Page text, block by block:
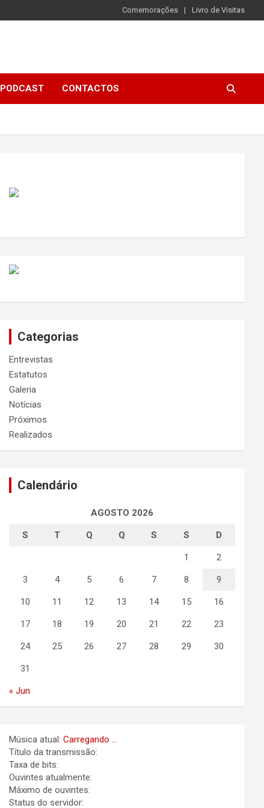
Comemorações Livro de Visitas
PODCAST CONTACTOS
Categorias
Entrevistas
Estatutos
Galeria
Notícias
Próximos
Realizados
Calendário
AGOSTO 2026
S T Q Q S S D
1 2
3 4 5 6 7 8 9
10 11 12 13 14 15 16
17 18 19 20 21 22 23
24 25 26 27 28 29 30
31
« Jun
Música atual:Carregando ...
Título da transmissão:
Taxa de bits:
Ouvintes atualmente:
Máximo de ouvintes:
Status do servidor: